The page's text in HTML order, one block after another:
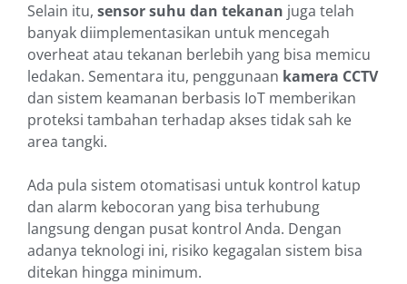
Selain itu, sensor suhu dan tekanan juga telah
banyak diimplementasikan untuk mencegah
overheat atau tekanan berlebih yang bisa memicu
ledakan. Sementara itu, penggunaan kamera CCTV
dan sistem keamanan berbasis IoT memberikan
proteksi tambahan terhadap akses tidak sah ke
area tangki.
Ada pula sistem otomatisasi untuk kontrol katup
dan alarm kebocoran yang bisa terhubung
langsung dengan pusat kontrol Anda. Dengan
adanya teknologi ini, risiko kegagalan sistem bisa
ditekan hingga minimum.